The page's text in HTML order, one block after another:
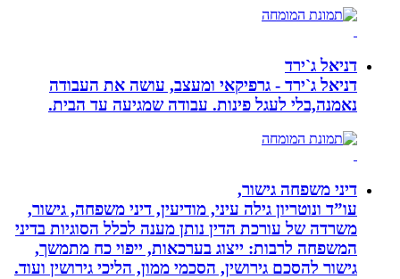
דניאל ג`ירד
דניאל ג`ירד - גרפיקאי ומעצב, עושה את העבודה
נאמנה,בלי לעגל פינות. עבודה שמגיעה עד הבית.
דיני משפחה גישור,
עו”ד ונוטריון גילה עיני, מודיעין, דיני משפחה, גישור,
משרדה של עורכת הדין נותן מענה לכלל הסוגיות בדיני
המשפחה לרבות: ייצוג בערכאות, ייפוי כח מתמשך,
גישור להסכם גירושין, הסכמי ממון, הליכי גירושין ועוד.